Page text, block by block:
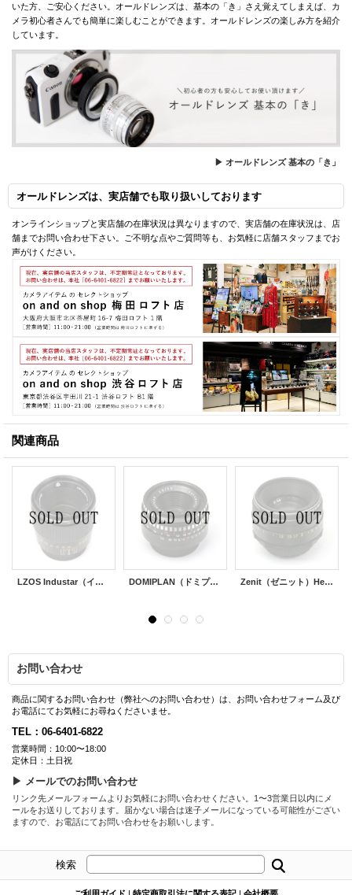
いた方、ご安心ください。オールドレンズは、基本の「き」さえ覚えてしまえば、カ
メラ初心者さんでも簡単に楽しむことができます。オールドレンズの楽しみ方を紹介
しています。
▶ オールドレンズ 基本の「き」
オールドレンズは、実店舗でも取り扱いしております
オンラインショップと実店舗の在庫状況は異なりますので、実店舗の在庫状況は、店
舗までお問い合わせ下さい。ご不明な点やご質問等も、お気軽に店舗スタッフまでお
声がけください。
関連商品
LZOS Industar（インダスター）61 L/Z-MC 50mm/F2.8 DOMIPLAN（ドミプラン）Automatic 50mm/F2.8 Zenit（ゼニット）Helios-44-2（ヘリオス）58mm/F2
お問い合わせ
商品に関するお問い合わせ（弊社へのお問い合わせ）は、お問い合わせフォーム及び
お電話にてお気軽にお尋ねくださいませ。
TEL：06-6401-6822
営業時間：10:00〜18:00
定休日：土日祝
▶ メールでのお問い合わせ
リンク先メールフォームよりお気軽にお問い合わせください。1〜3営業日以内にメ
ールをお送りしております。届かない場合は迷子メールになっている可能性がござい
ますので、お電話にてお問い合わせをお願いします。
検索